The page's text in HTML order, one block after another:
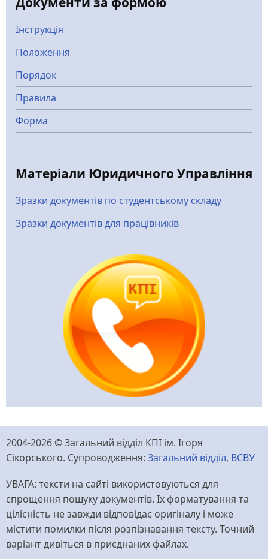
Інструкція
Положення
Порядок
Правила
Форма
Матеріали Юридичного Управління
Зразки документів по студентському складу
Зразки документів для працівників
2004-2026 © Загальний відділ КПІ ім. Ігоря
Сікорського. Супроводження: Загальний відділ, ВСВУ
УВАГА: тексти на сайті використовуються для
спрощення пошуку документів. Їх форматування та
цілісність не завжди відповідає оригіналу і може
містити помилки після розпізнавання тексту. Точний
варіант дивіться в приєднаних файлах.